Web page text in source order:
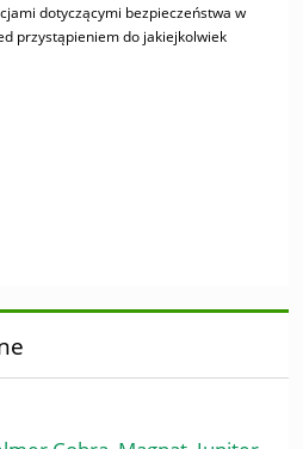
dotyczącymi bezpieczeństwa w
przystąpieniem do jakiejkolwiek